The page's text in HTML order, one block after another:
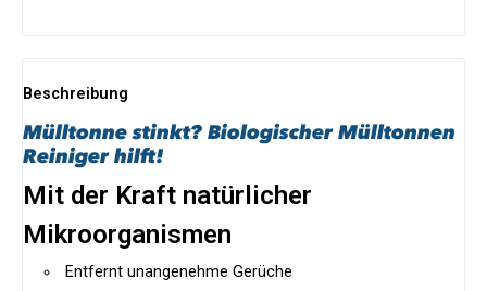
Beschreibung
Mülltonne stinkt? Biologischer Mülltonnen
Reiniger hilft!
Mit der Kraft natürlicher
Mikroorganismen
Entfernt unangenehme Gerüche